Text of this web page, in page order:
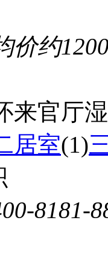
价约
来官厅
居室(1)
8181-